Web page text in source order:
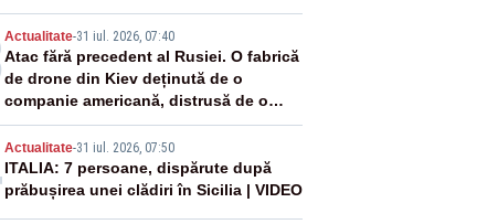
devin tropicale
Actualitate-31 iul. 2026, 07:40
Atac fără precedent al Rusiei. O fabrică
de drone din Kiev deținută de o
companie americană, distrusă de o
rachetă rusească
Actualitate-31 iul. 2026, 07:50
ITALIA: 7 persoane, dispărute după
prăbușirea unei clădiri în Sicilia | VIDEO